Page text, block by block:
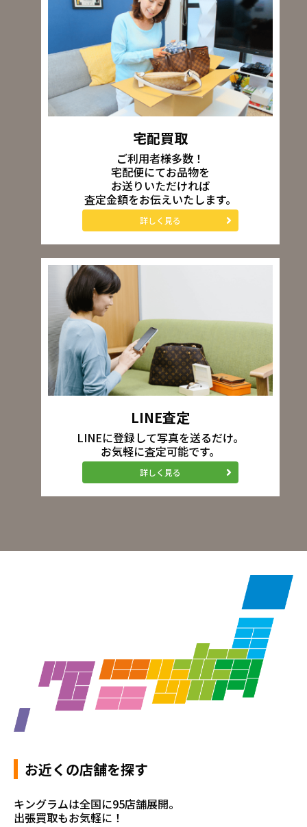
宅配買取
ご利用者様多数！
宅配便にてお品物を
お送りいただければ
査定金額をお伝えいたします。
詳しく見る
LINE査定
LINEに登録して写真を送るだけ。
お気軽に査定可能です。
詳しく見る
お近くの店舗を探す
キングラムは全国に95店舗展開。
出張買取もお気軽に！